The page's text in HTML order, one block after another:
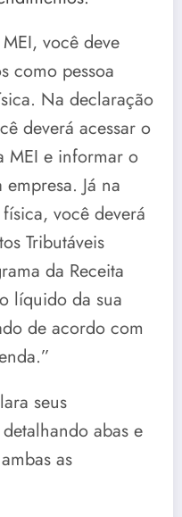
você deve
como pessoa
Na declaração
deverá acessar o
MEI e informar o
Já na
você deverá
Tributáveis
da Receita
líquido da sua
de acordo com
seus
abas e
as